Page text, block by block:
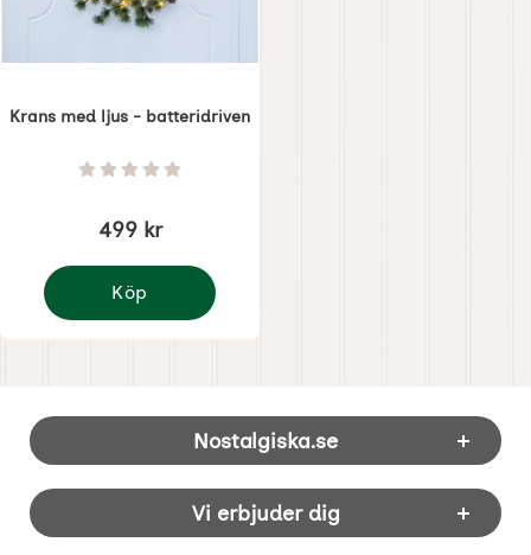
Krans med ljus - batteridriven
Art. nr 8821 Betyg: 0 Stjärnor av 5
499 kr
Köp
Krans med ljus - batteridriven
Sidfot Blandad info och länkar
Nostalgiska.se
Vi erbjuder dig